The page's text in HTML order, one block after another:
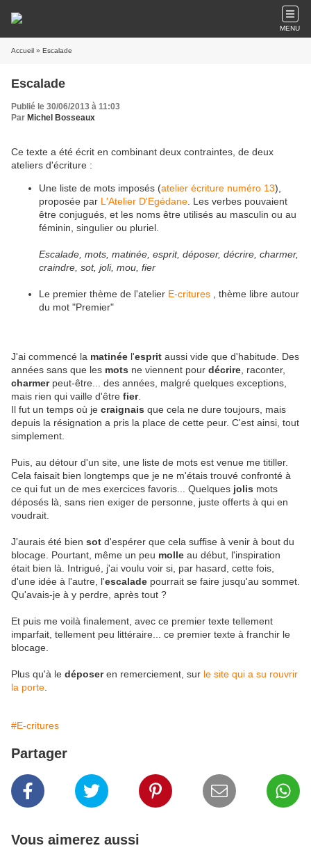
MENU
Accueil » Escalade
Escalade
Publié le 30/06/2013 à 11:03
Par Michel Bosseaux
Ce texte a été écrit en combinant deux contraintes, de deux
ateliers d'écriture :
Une liste de mots imposés (atelier écriture numéro 13),
proposée par L'Atelier D'Egédane . Les verbes pouvaient
être conjugués, et les noms être utilisés au masculin ou au
féminin, singulier ou pluriel.
Escalade, mots, matinée, esprit, déposer, décrire, charmer,
craindre, sot, joli, mou, fier
Le premier thème de l'atelier E-critures , thème libre autour
du mot "Premier"
J'ai commencé la matinée l'esprit aussi vide que d'habitude. Des
années sans que les mots ne viennent pour décrire , raconter,
charmerpeut-être... des années, malgré quelques exceptions,
mais rien qui vaille d'être fier.
Il fut un temps où je craignais que cela ne dure toujours, mais
depuis la résignation a pris la place de cette peur. C'est ainsi, tout
simplement.
Puis, au détour d'un site, une liste de mots est venue me titiller.
Cela faisait bien longtemps que je ne m'étais trouvé confronté à
ce qui fut un de mes exercices favoris... Quelques jolis mots
déposés là, sans rien exiger de personne, juste offerts à qui en
voudrait.
J'aurais été bien sot d'espérer que cela suffise à venir à bout du
blocage. Pourtant, même un peu molle au début, l'inspiration
était bien là. Intrigué, j'ai voulu voir si, par hasard, cette fois,
d'une idée à l'autre, l'escalade pourrait se faire jusqu'au sommet.
Qu'avais-je à y perdre, après tout ?
Et puis me voilà finalement, avec ce premier texte tellement
imparfait, tellement peu littéraire... ce premier texte à franchir le
blocage.
Plus qu'à le déposeren remerciement, sur le site qui a su rouvrir
la porte
#E-critures
Partager
Vous aimerez aussi